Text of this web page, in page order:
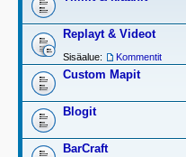
Replayt & Videot
Sisäalue: Kommentit
Custom Mapit
Blogit
BarCraft